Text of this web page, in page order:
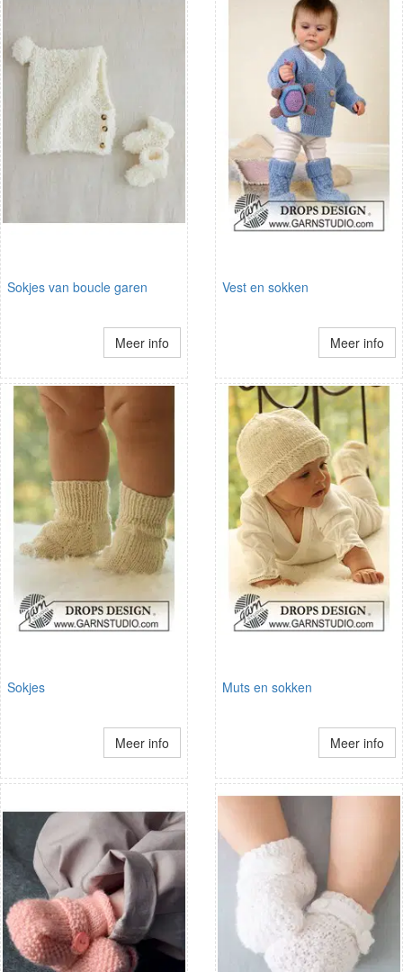
Sokjes van boucle garen
Meer info
Vest en sokken
Meer info
Sokjes
Meer info
Muts en sokken
Meer info